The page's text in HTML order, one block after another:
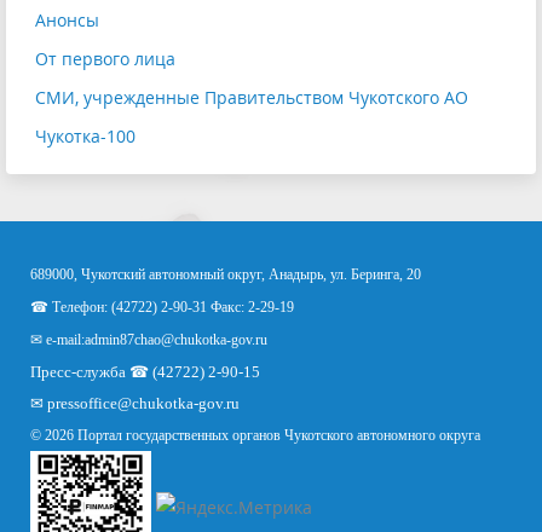
Анонсы
От первого лица
СМИ, учрежденные Правительством Чукотского АО
Чукотка-100
689000, Чукотский автономный округ, Анадырь, ул. Беринга, 20
☎ Телефон: (42722) 2-90-31 Факс: 2-29-19
✉ e-mail:admin87chao@chukotka-gov.ru
Пресс-служба ☎ (42722) 2-90-15
✉ pressoffice@chukotka-gov.ru
© 2026 Портал государственных органов Чукотского автономного округа